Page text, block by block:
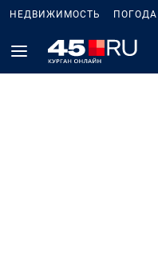
НЕДВИЖИМОСТЬ ПОГОДА